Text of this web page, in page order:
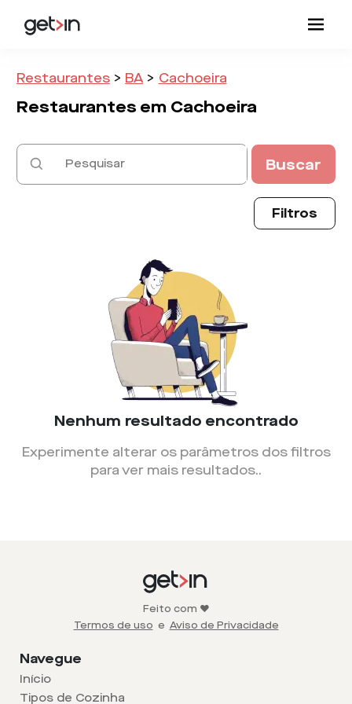
Restaurantes > BA > Cachoeira
Restaurantes em Cachoeira
Buscar
Filtros
Nenhum resultado encontrado
Experimente alterar os parâmetros dos filtros
para ver mais resultados..
Feito com ❤️
Termos de uso e Aviso de Privacidade
Navegue
Início
Tipos de Cozinha